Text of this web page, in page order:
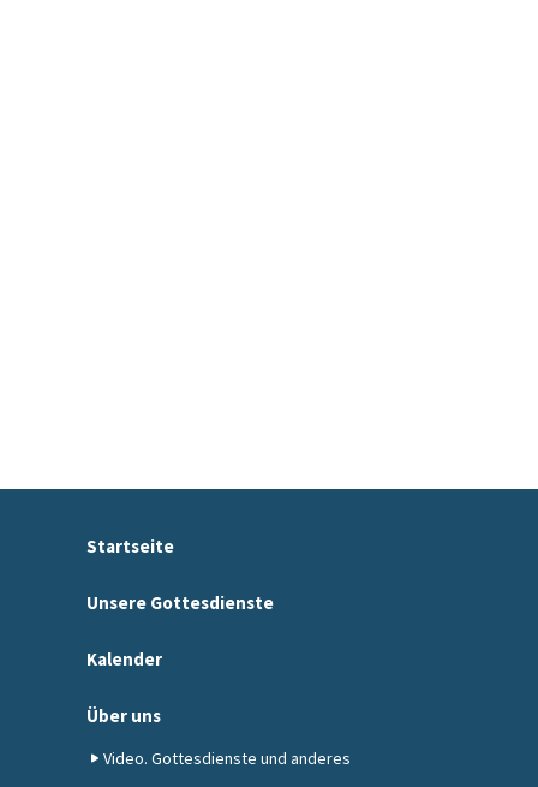
Startseite
Unsere Gottesdienste
Kalender
Über uns
Video. Gottesdienste und anderes